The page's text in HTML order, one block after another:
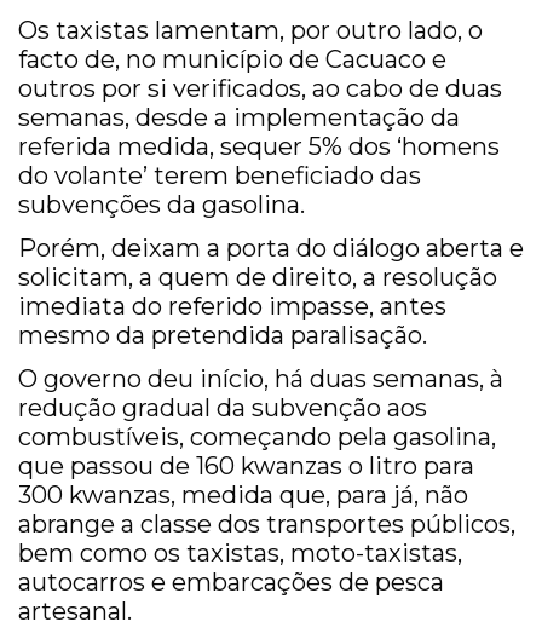
Os taxistas lamentam, por outro lado, o
facto de, no município de Cacuaco e
outros por si verificados, ao cabo de duas
semanas, desde a implementação da
referida medida, sequer 5% dos ‘homens
do volante’ terem beneficiado das
subvenções da gasolina.
Porém, deixam a porta do diálogo aberta e
solicitam, a quem de direito, a resolução
imediata do referido impasse, antes
mesmo da pretendida paralisação.
O governo deu início, há duas semanas, à
redução gradual da subvenção aos
combustíveis, começando pela gasolina,
que passou de 160 kwanzas o litro para
300 kwanzas, medida que, para já, não
abrange a classe dos transportes públicos,
bem como os taxistas, moto-taxistas,
autocarros e embarcações de pesca
artesanal.